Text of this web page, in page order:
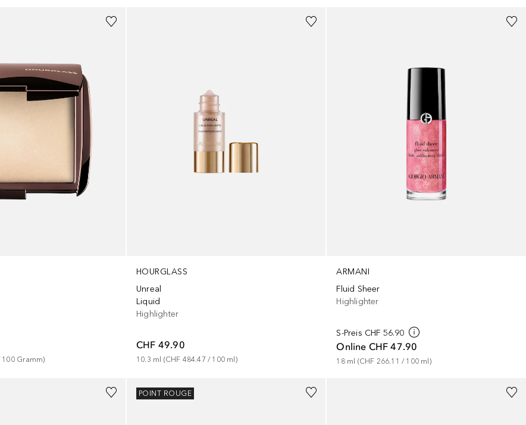
100 Gramm)
HOURGLASS
Unreal
Liquid
Highlighter
CHF 49.90
10.3 ml (CHF 484.47 / 100 ml )
ARMANI
Fluid Sheer
Highlighter
S-Preis CHF 56.90
Online CHF 47.90
18 ml (CHF 266.11 / 100 ml)
POINT ROUGE
+2